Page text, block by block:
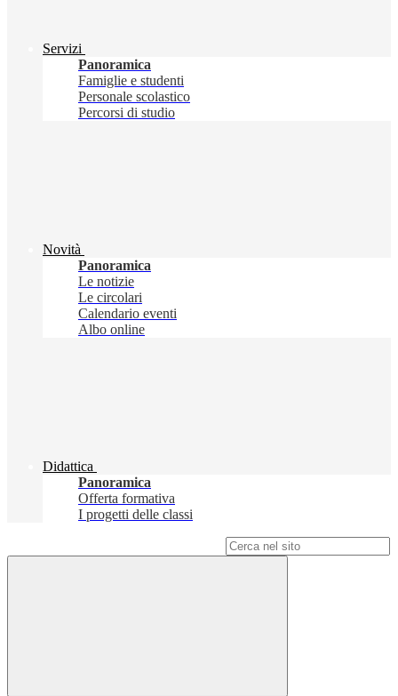
Servizi
Panoramica
Famiglie e studenti
Personale scolastico
Percorsi di studio
Novità
Panoramica
Le notizie
Le circolari
Calendario eventi
Albo online
Didattica
Panoramica
Offerta formativa
I progetti delle classi